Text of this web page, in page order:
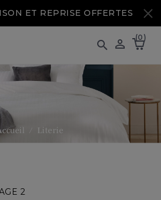
ET REPRISE OFFERTES
  (0)
Literie
2